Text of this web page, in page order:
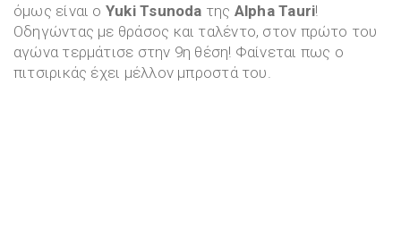
όμως είναι ο Yuki Tsunoda της Alpha Tauri!
Οδηγώντας με θράσος και ταλέντο, στον πρώτο του
αγώνα τερμάτισε στην 9η θέση! Φαίνεται πως ο
πιτσιρικάς έχει μέλλον μπροστά του.